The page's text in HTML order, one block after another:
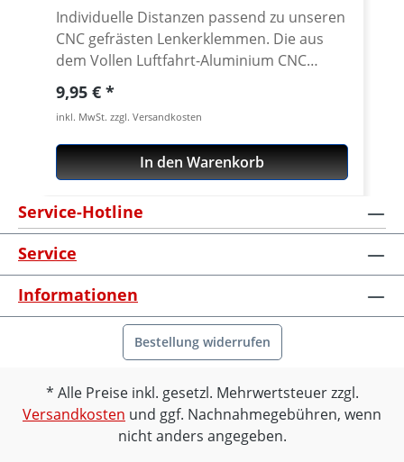
Individuelle Distanzen passend zu unseren
CNC gefrästen Lenkerklemmen. Die aus
dem Vollen Luftfahrt-Aluminium CNC
gedrehten Distanzen sind mit einem Bund
zur absolut sicheren Verbindung mit
unseren Lenkerklemmen ausgestattet.
Lieferbar in diversen Höhen von 10 bis
50mm. Passend für unsere gefrästen
Klemmung. Siehe Zubehör. Silber oder
schwarz eloxiert. Lieferung ohne
Schrauben. Benötigte Längen siehe
Zubehör. Preis pro Stück. Für die Montage
Regulärer Preis:
9,95 €
inkl. MwSt. zzgl. Versandkosten
In den Warenkorb
Service-Hotline
Service
Informationen
Bestellung widerrufen
Alle Preise inkl. gesetzl. Mehrwertsteuer zzgl.
Versandkosten und ggf. Nachnahmegebühren, wenn
nicht anders angegeben.